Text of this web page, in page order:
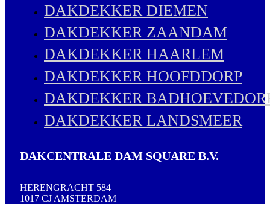
DAKDEKKER DIEMEN
DAKDEKKER ZAANDAM
DAKDEKKER HAARLEM
DAKDEKKER HOOFDDORP
DAKDEKKER
DAKDEKKER LANDSMEER
DAKCENTRALE DAM SQUARE B.V.
HERENGRACHT 584
1017 CJ AMSTERDAM